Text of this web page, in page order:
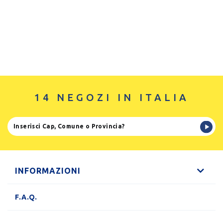
14 NEGOZI IN ITALIA
INFORMAZIONI
F.A.Q.